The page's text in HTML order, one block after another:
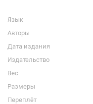
Язык
Авторы
Дата издания
Издательство
Вес
Размеры
Переплёт